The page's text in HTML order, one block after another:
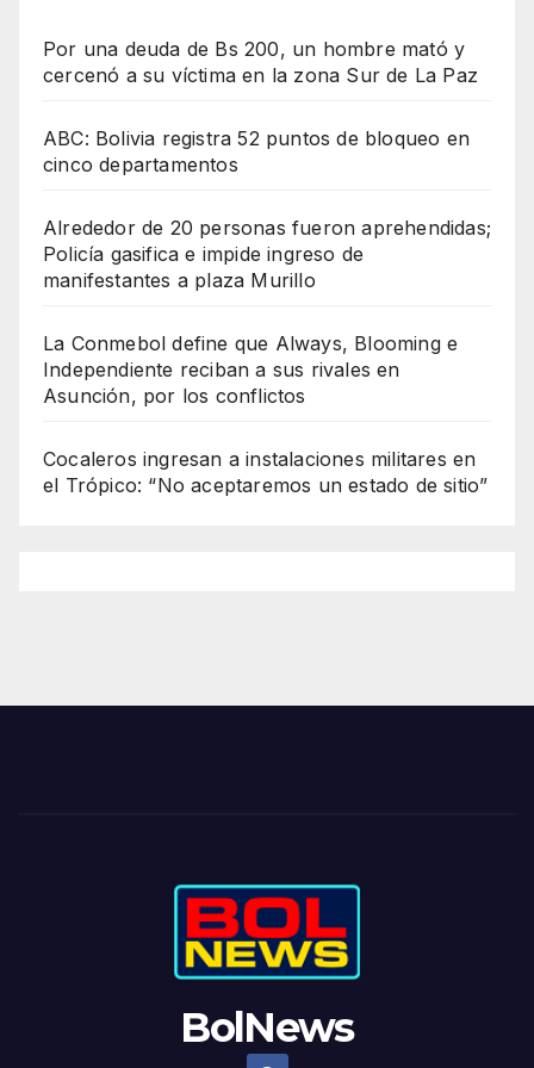
Por una deuda de Bs 200, un hombre mató y
cercenó a su víctima en la zona Sur de La Paz
ABC: Bolivia registra 52 puntos de bloqueo en
cinco departamentos
Alrededor de 20 personas fueron aprehendidas;
Policía gasifica e impide ingreso de
manifestantes a plaza Murillo
La Conmebol define que Always, Blooming e
Independiente reciban a sus rivales en
Asunción, por los conflictos
Cocaleros ingresan a instalaciones militares en
el Trópico: “No aceptaremos un estado de sitio”
BolNews